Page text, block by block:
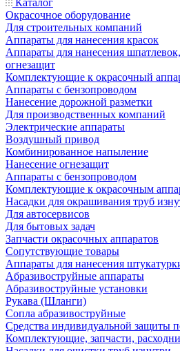
Каталог
Окрасочное оборудование
Для строительных компаний
Аппараты для нанесения красок
Аппараты для нанесения
огнезащит
Комплектующие к окрасочный
Аппараты с бензопроводом
Нанесение дорожной разметки
Для производственных компаний
Электрические аппараты
Воздушный привод
Комбинированное напыление
Нанесение огнезащит
Аппараты с бензопроводом
Комплектующие к окрасочным
Насадки для окрашивания труб
Для автосервисов
Для бытовых задач
Запчасти окрасочных аппаратов
Сопутствующие товары
Аппараты для нанесения
Aбразивоструйные аппараты
Абразивоструйные установки
Рукава (Шланги)
Сопла абразивоструйные
Средства индивидуальной защиты
Комплектующие, запчасти,